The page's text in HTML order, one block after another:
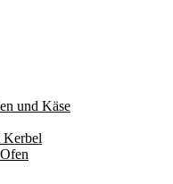
und Käse
Kerbel